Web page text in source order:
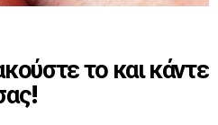
το και κάντε